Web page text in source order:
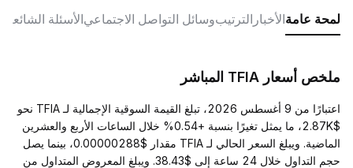
لمحة عامةالأخبار الترتيبوسائل التواصل الاجتماعيالأسئلة الشائعة
ملخص أسعار TFIA المباشر
اعتبارًا من 9 أغسطس 2026، تبلغ القيمة السوقية الإجمالية لـ TFIA نحو
$2.87K، ما يمثل تغيرًا بنسبة +0.54% خلال الساعات الأربع والعشرين
الماضية. ويبلغ السعر الحالي لـ TFIA مقدار $0.00000288، بينما يصل
حجم التداول خلال 24 ساعة إلى $38.43. ويبلغ المعروض المتداول من